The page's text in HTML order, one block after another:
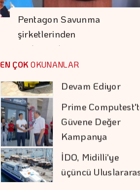
Pentagon Savunma
şirketlerinden
Hızlanmalarını…
EN ÇOK OKUNANLAR
Satın Alma
Devam Ediyor
Prime
Kampanya
İDO, Midilli'ye
üçüncü
Hattını Akçay'dan
Açtı
Sivas RES'te
Dönemi